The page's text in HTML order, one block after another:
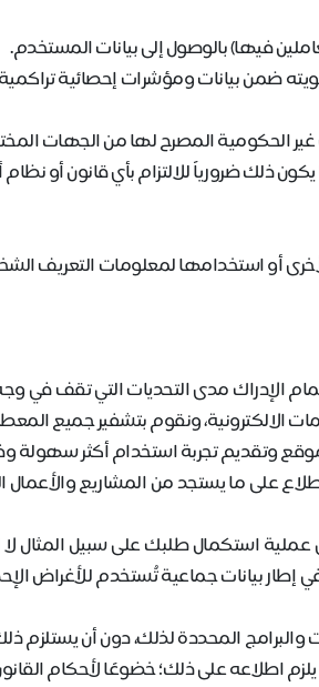
فيها) بالوصول إلى بيانات المستخدم.
ضمن بيانات ومؤشرات إحصائية
الحكومية المصرح لها من الجهات
ذلك ضرورياً للالتزام بأي قانون أو
أو استخدامها لمعلومات التعريف
الإدراك مدى التحديات التي تقف في
الالكترونية، ونقوم بتشفير جميع
وتقديم تجربة استخدام أكثر سهولة
على ما يستجد من المشاريع والأعمال
استكمال طلبك على سبيل المثال
بيانات جماعية تُستخدم للأغراض
والبرامج المحددة لذلك، دون أن
اطلاعه على ذلك؛ خضوعًا لأحكام